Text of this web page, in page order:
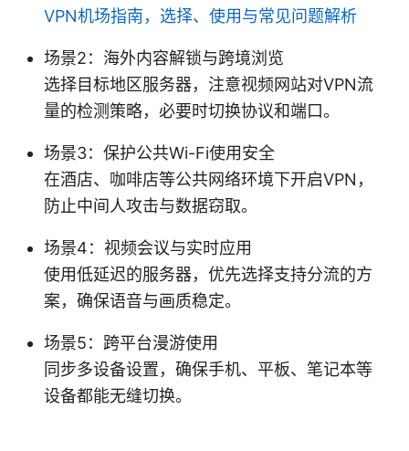
VPN机场指南，选择、使用与常见问题解析
场景2：海外内容解锁与跨境浏览
选择目标地区服务器，注意视频网站对VPN流
量的检测策略，必要时切换协议和端口。
场景3：保护公共Wi-Fi使用安全
在酒店、咖啡店等公共网络环境下开启VPN，
防止中间人攻击与数据窃取。
场景4：视频会议与实时应用
使用低延迟的服务器，优先选择支持分流的方
案，确保语音与画质稳定。
场景5：跨平台漫游使用
同步多设备设置，确保手机、平板、笔记本等
设备都能无缝切换。